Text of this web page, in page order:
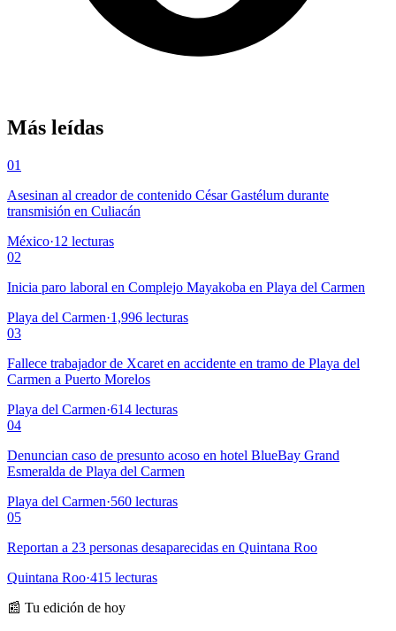
Más leídas
01
Asesinan al creador de contenido César Gastélum durante
transmisión en Culiacán
México·12 lecturas
02
Inicia paro laboral en Complejo Mayakoba en Playa del Carmen
Playa del Carmen·1,996 lecturas
03
Fallece trabajador de Xcaret en accidente en tramo de Playa del
Carmen a Puerto Morelos
Playa del Carmen·614 lecturas
04
Denuncian caso de presunto acoso en hotel BlueBay Grand
Esmeralda de Playa del Carmen
Playa del Carmen·560 lecturas
05
Reportan a 23 personas desaparecidas en Quintana Roo
Quintana Roo·415 lecturas
📰 Tu edición de hoy